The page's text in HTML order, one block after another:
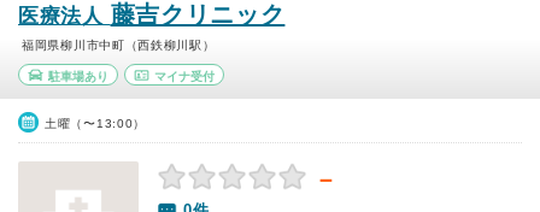
医療法人 藤吉クリニック
福岡県柳川市中町（西鉄柳川駅）
駐車場あり マイナ受付
土曜（〜13:00）
－